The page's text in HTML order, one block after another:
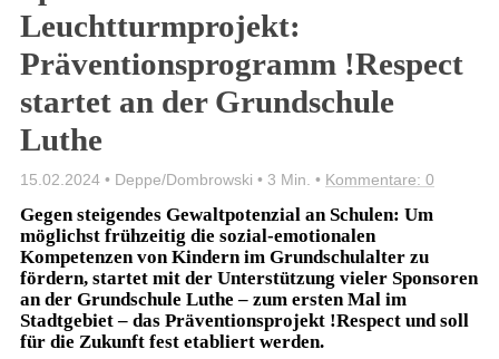
Leuchtturmprojekt:
Präventionsprogramm !Respect
startet an der Grundschule
Luthe
15.02.2024 • Deppe/Dombrowski • 3 Min. • Kommentare: 0
Gegen steigendes Gewaltpotenzial an Schulen: Um
möglichst frühzeitig die sozial-emotionalen
Kompetenzen von Kindern im Grundschulalter zu
fördern, startet mit der Unterstützung vieler Sponsoren
an der Grundschule Luthe – zum ersten Mal im
Stadtgebiet – das Präventionsprojekt !Respect und soll
für die Zukunft fest etabliert werden.